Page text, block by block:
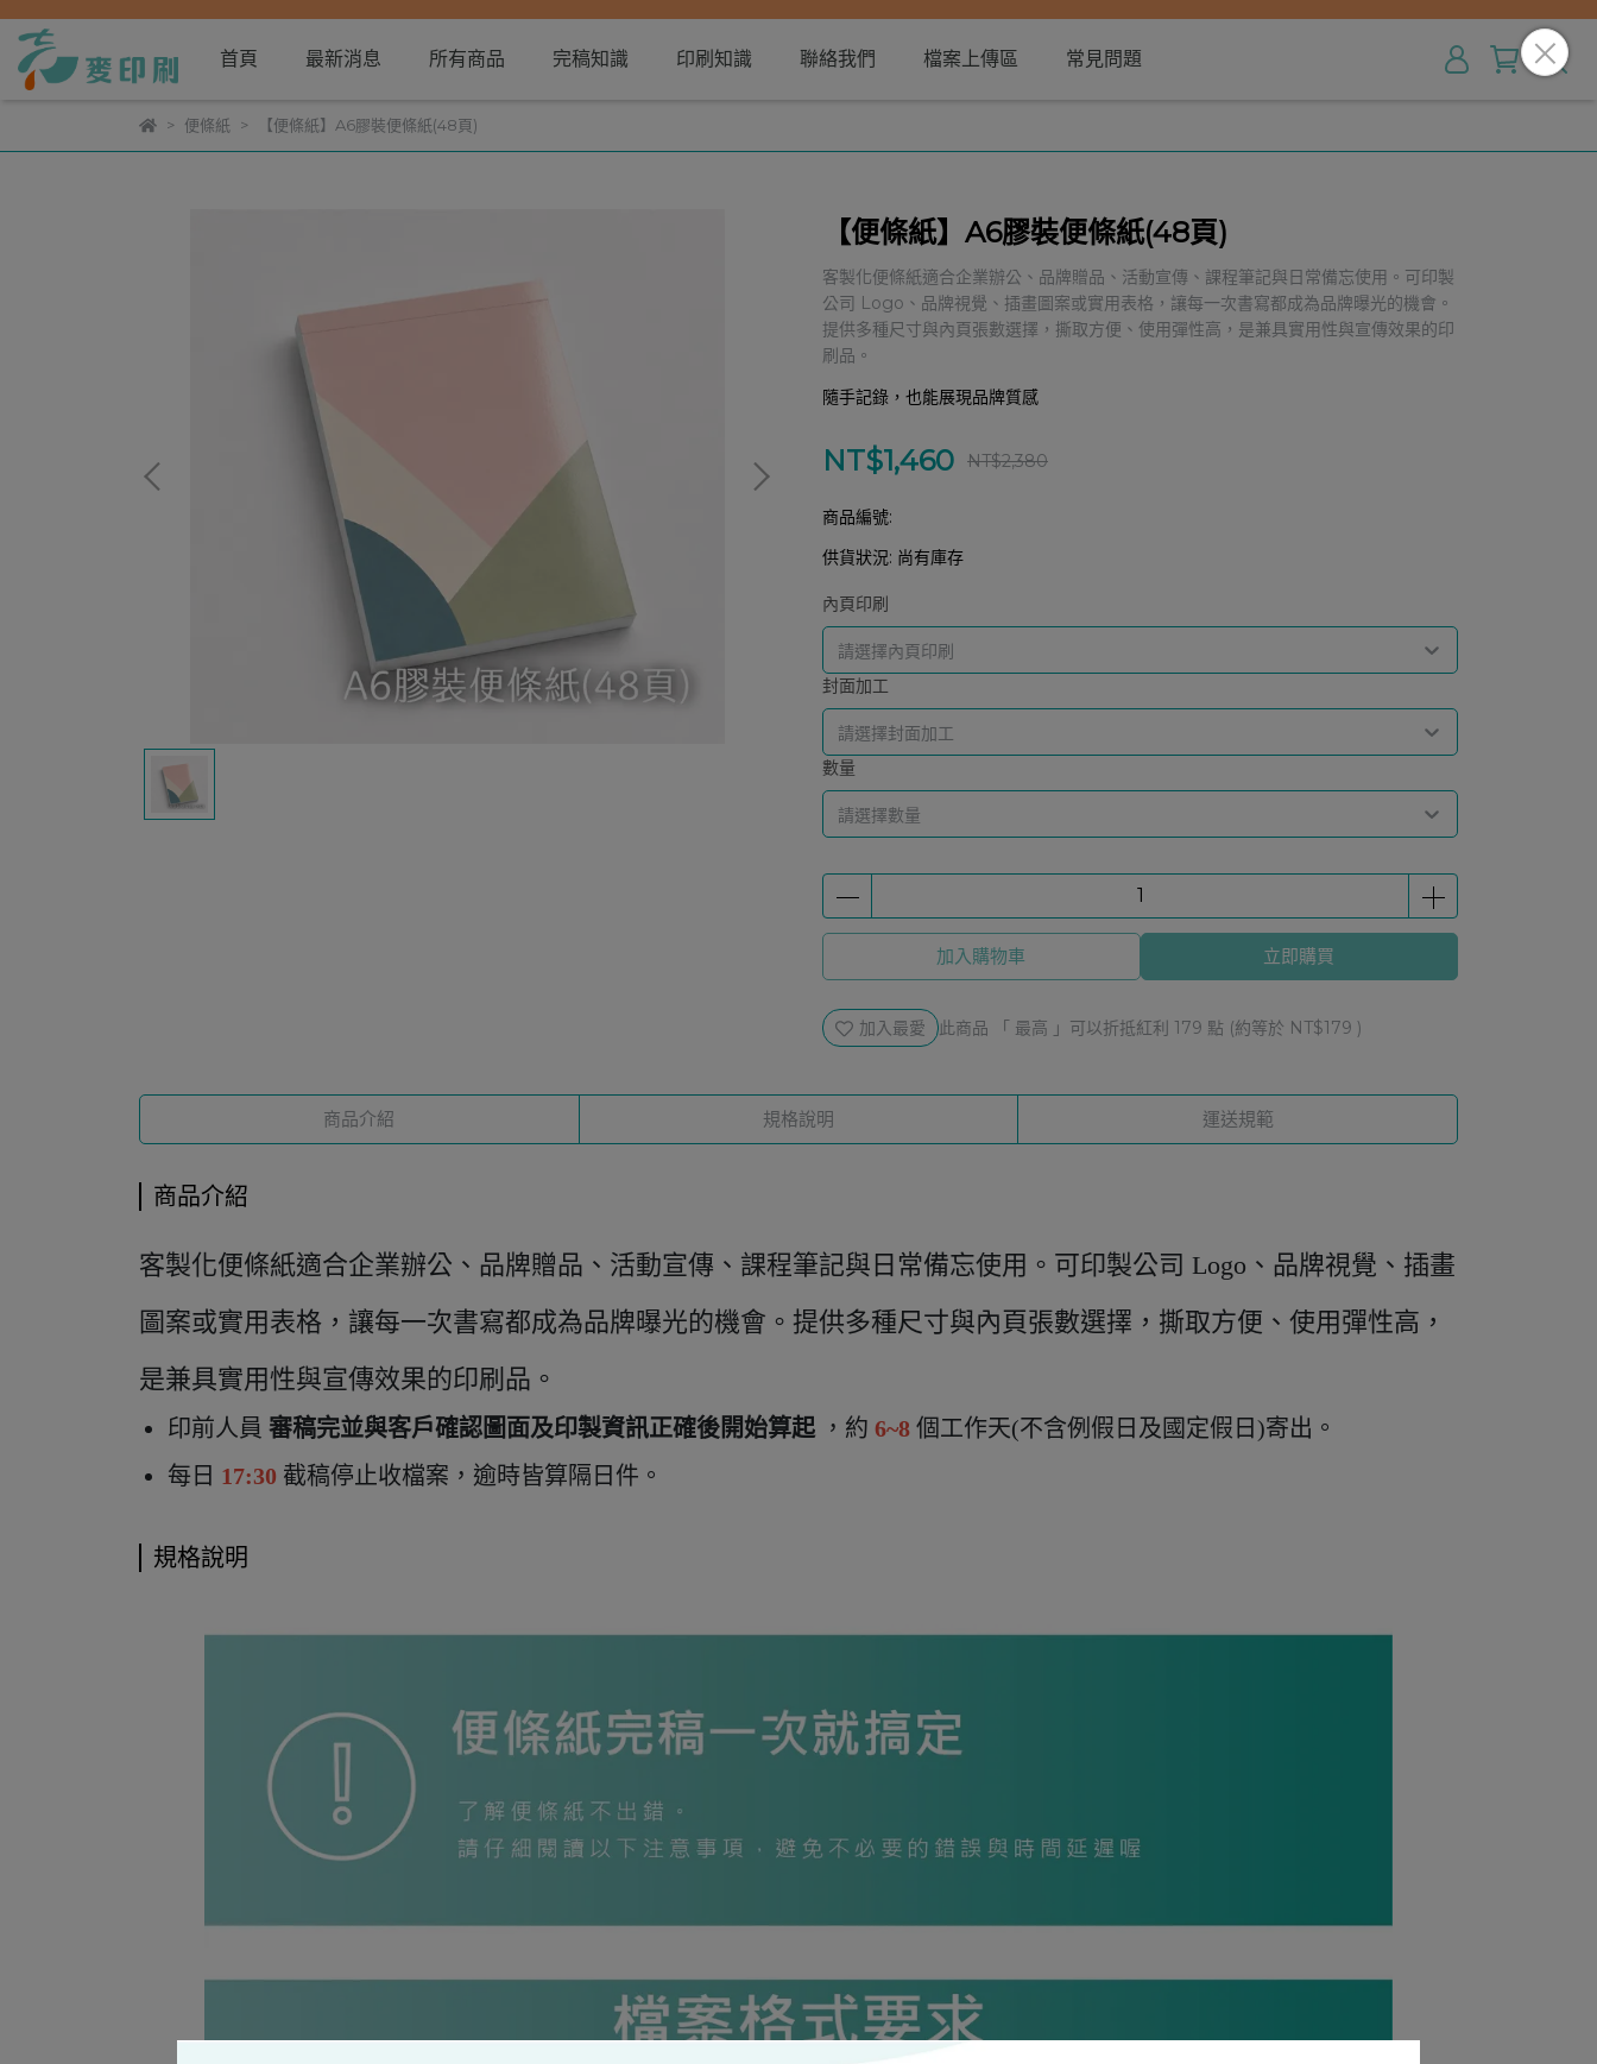
首頁 最新消息 所有商品 完稿知識 印刷知識 聯絡我們 檔案上傳區 常見問題
便條紙 【便條紙】A6膠裝便條紙(48頁)
【便條紙】A6膠裝便條紙(48頁)
客製化便條紙適合企業辦公、品牌贈品、活動宣傳、課程筆記與日常備忘使用。可印製
公司 Logo、品牌視覺、插畫圖案或實用表格，讓每一次書寫都成為品牌曝光的機會。
提供多種尺寸與內頁張數選擇，撕取方便、使用彈性高，是兼具實用性與宣傳效果的印
刷品。
隨手記錄，也能展現品牌質感
NT$1,460 NT$2,380
商品編號:
供貨狀況: 尚有庫存
內頁印刷
封面加工
數量
加入購物車 立即購買
加入最愛 此商品 「 最高 」可以折抵紅利 179 點 (約等於 NT$179 )
商品介紹 規格說明 運送規範
商品介紹
客製化便條紙適合企業辦公、品牌贈品、活動宣傳、課程筆記與日常備忘使用。可印製公司 Logo、品牌視覺、插畫
圖案或實用表格，讓每一次書寫都成為品牌曝光的機會。提供多種尺寸與內頁張數選擇，撕取方便、使用彈性高，
是兼具實用性與宣傳效果的印刷品。
印前人員 審稿完並與客戶確認圖面及印製資訊正確後開始算起 ，約 6~8 個工作天(不含例假日及國定假日)寄出 。
每日 17:30 截稿停止收檔案，逾時皆算隔日件。
規格說明